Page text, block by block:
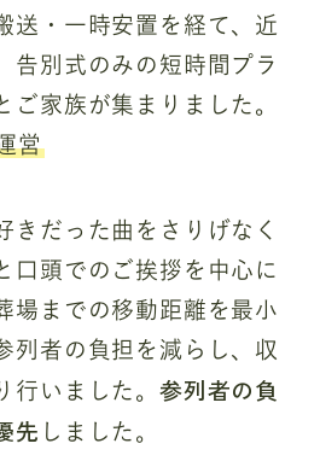
送・一時安置を経て、近
告別式のみの短時間プラ
ご家族が集まりました。
営
きだった曲をさりげなく
口頭でのご挨拶を中心に
場までの移動距離を最小
列者の負担を減らし、収
行いました。参列者の負
先 しました。